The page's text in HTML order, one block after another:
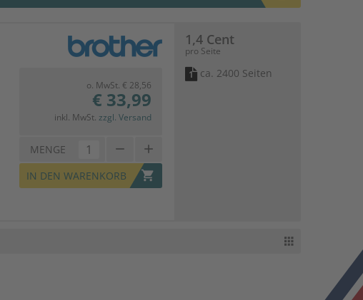
o. MwSt. € 28,56
€ 33,99
inkl. MwSt.zzgl. Versand
MENGE remove add
IN DEN WARENKORB shopping_cart
1,4 Cent
pro Seite
1 ca. 2400 Seiten